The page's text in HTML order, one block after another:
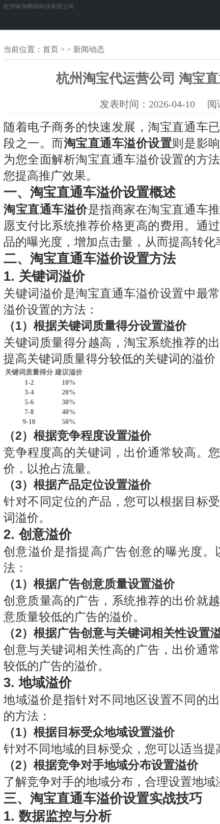
杭州铸淘网络科技有限公司
当前位置： 首页 > > 新闻动态
杭州淘宝代运营公司 淘宝
发表时间： 2026-04-10阅
随着电子商务的快速发展，淘宝直通车
段之一。而淘宝直通车溢价设置则是影
为您全面解析淘宝直通车溢价设置的方
您提高推广效果。
一、淘宝直通车溢价设置概述
淘宝直通车溢价是指商家在淘宝直通车
愿支付比系统推荐价格更高的费用。通
品的曝光度，增加点击量，从而提高转化
二、淘宝直通车溢价设置方法
1. 关键词溢价
关键词溢价是淘宝直通车溢价设置中最
溢价设置的方法：
（1）根据关键词质量得分设置溢价
关键词质量得分越高，淘宝系统推荐的
提高关键词质量得分较低的关键词的溢价
关键词质量得分 建议溢价
1-2
10%
3-4
20%
5-6
30%
7-8
40%
9-10
50%
（2）根据竞争程度设置溢价
竞争程度高的关键词，出价通常较高。
价，以抢占流量。
（3）根据产品定位设置溢价
针对不同定位的产品，您可以根据目标
词溢价。
2. 创意溢价
创意溢价是指提高广告创意的曝光度
法：
（1）根据广告创意质量设置溢价
创意质量高的广告，系统推荐的出价就
意质量较低的广告的溢价。
（2）根据广告创意与关键词相关性设置
创意与关键词相关性高的广告，出价通
较低的广告的溢价。
3.地域溢价
地域溢价是指针对不同地区设置不同的
的方法：
（1）根据目标受众地域设置溢价
针对不同地域的目标受众，您可以适当
（2）根据竞争对手地域分布设置溢价
了解竞争对手的地域分布，合理设置地
三、淘宝直通车溢价设置实战技巧
1. 数据监控与分析